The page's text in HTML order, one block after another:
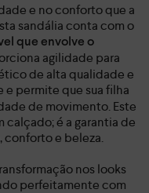
e no conforto que a
sandália conta com o
que envolve o
agilidade para
de alta qualidade e
e permite que sua filha
de movimento. Este
calçado; é a garantia de
conforto e beleza.
nos looks
perfeitamente com